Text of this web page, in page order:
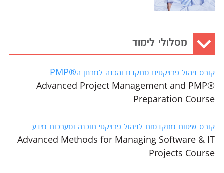
מסלולי לימוד
קורס ניהול פרויקטים מתקדם והכנה למבחן ה®PMP
Advanced Project Management and PMP®
Preparation Course
קורס שיטות מתקדמות לניהול פרויקטי תוכנה ומערכות מידע
Advanced Methods for Managing Software & IT
Projects Course